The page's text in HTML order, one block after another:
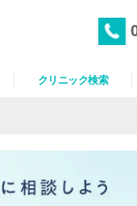
クリニック検索